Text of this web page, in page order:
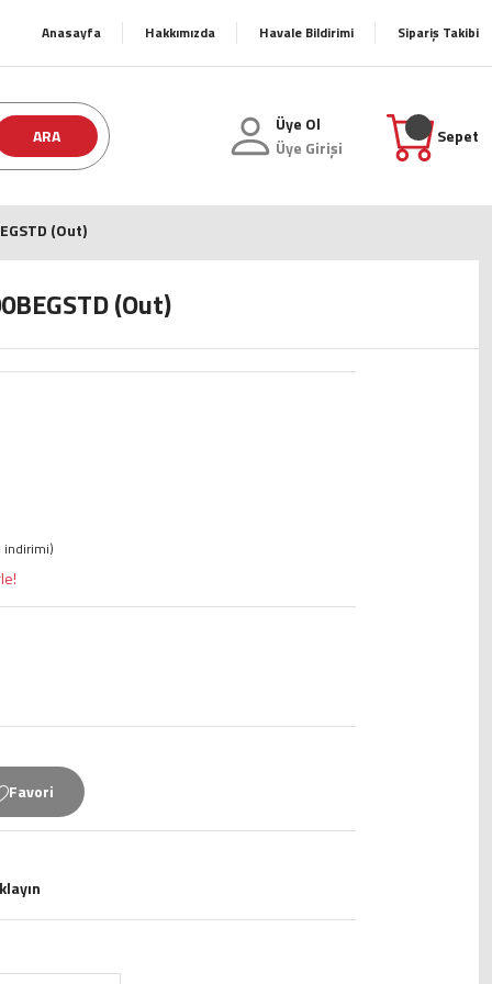
Anasayfa Hakkımızda Havale Bildirimi Sipariş Takibi
ARA
Üye Ol
Üye Girişi
Sepet
(Out)
(Out)
indirimi)